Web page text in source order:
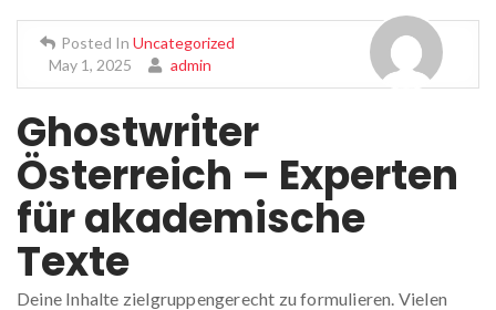
Posted In Uncategorized
May 1, 2025
admin
Ghostwriter
Österreich – Experten
für akademische
Texte
Deine Inhalte zielgruppengerecht zu formulieren. Vielen